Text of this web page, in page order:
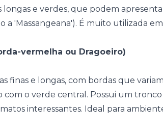
e verdes, que podem
a 'Massangeana'). É muito utilizada em
vermelha ou Dragoeiro)
finas e longas, com bordas que
o verde central. Possui um tronco
interessantes. Ideal para